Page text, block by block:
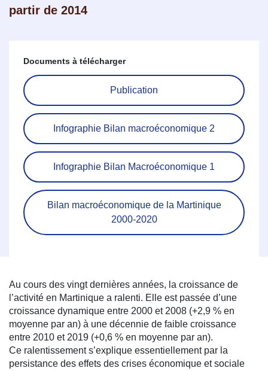
partir de 2014
Documents à télécharger
Publication
Infographie Bilan macroéconomique 2
Infographie Bilan Macroéconomique 1
Bilan macroéconomique de la Martinique
2000-2020
Au cours des vingt dernières années, la croissance de
l’activité en Martinique a ralenti. Elle est passée d’une
croissance dynamique entre 2000 et 2008 (+2,9 % en
moyenne par an) à une décennie de faible croissance
entre 2010 et 2019 (+0,6 % en moyenne par an).
Ce ralentissement s’explique essentiellement par la
persistance des effets des crises économique et sociale